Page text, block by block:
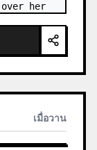
her
เมื่อวาน